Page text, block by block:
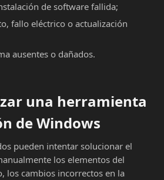
de software fallida;
fallo eléctrico o actualización
ausentes o dañados.
una herramienta
de Windows
pueden intentar solucionar el
los elementos del
los cambios incorrectos en la